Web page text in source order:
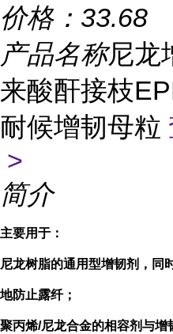
价格： 33.68
产品名称尼龙
来酸酐接枝
耐候增韧母粒
>
简介
主要用于：
尼龙树脂的通用型增韧剂，同
地防止露纤；
聚丙烯/尼龙合金的相容剂与增